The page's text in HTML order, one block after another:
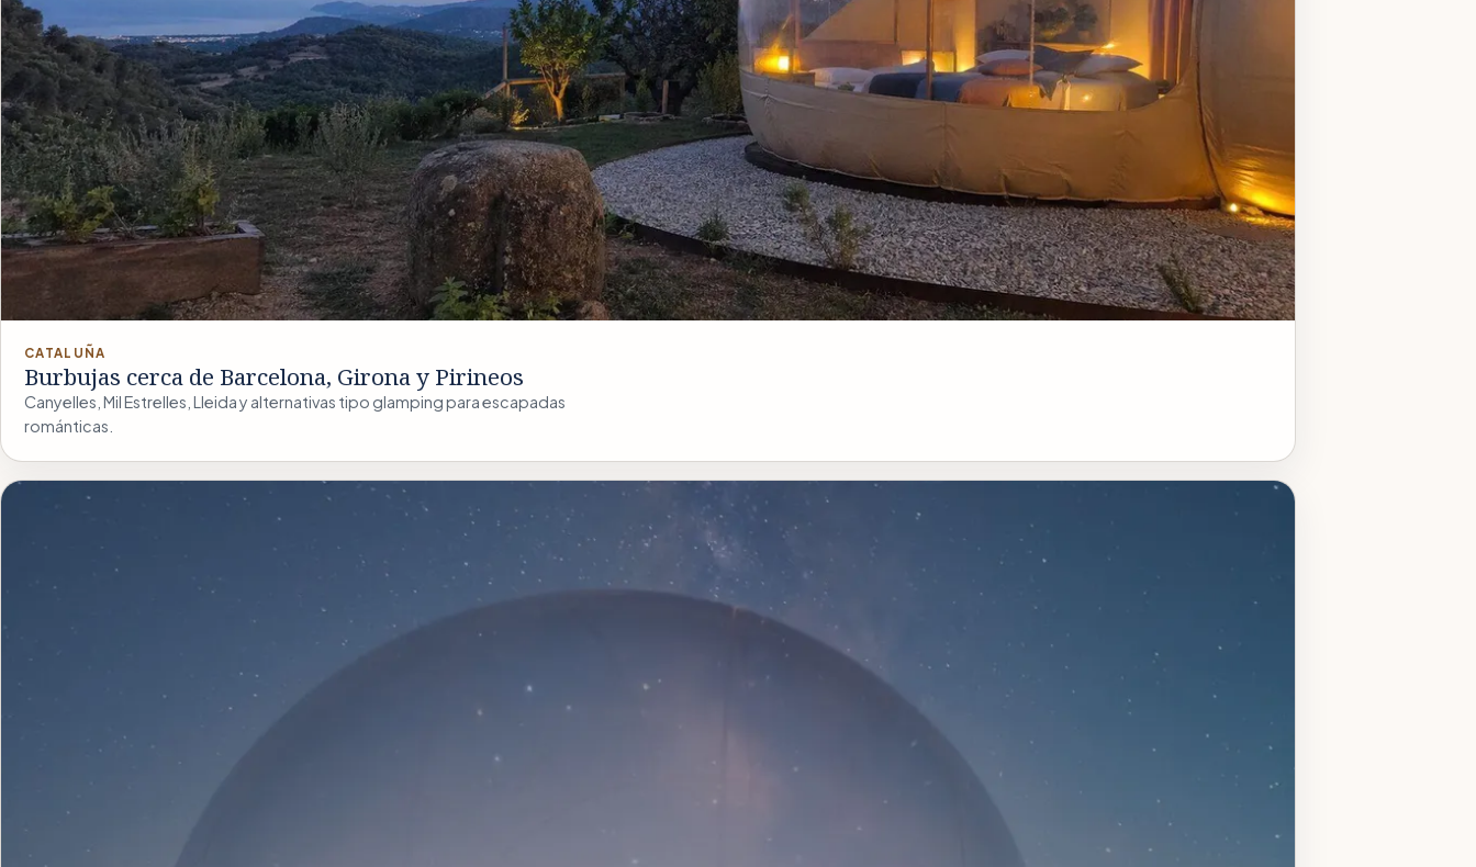
CATALUÑA
Burbujas cerca de Barcelona, Girona y Pirineos
Canyelles, Mil Estrelles, Lleida y alternativas tipo glamping para escapadas
románticas.